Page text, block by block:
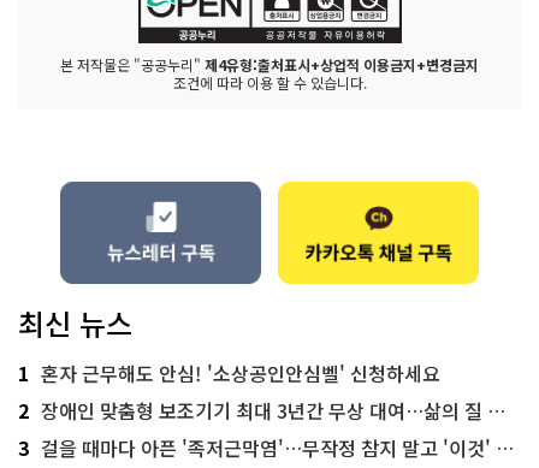
본 저작물은 "공공누리" 제4유형:출처표시+상업적 이용금지+변경금지
조건에 따라 이용 할 수 있습니다.
최신 뉴스
1 혼자 근무해도 안심! '소상공인안심벨' 신청하세요
2 장애인 맞춤형 보조기기 최대 3년간 무상 대여…삶의 질 높인다
3 걸을 때마다 아픈 '족저근막염'…무작정 참지 말고 '이것' 해보세요!